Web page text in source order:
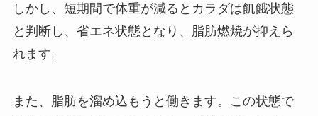
しかし、短期間で体重が減るとカラダは飢餓状態
と判断し、省エネ状態となり、脂肪燃焼が抑えら
れます。
また、脂肪を溜め込もうと働きます。この状態で